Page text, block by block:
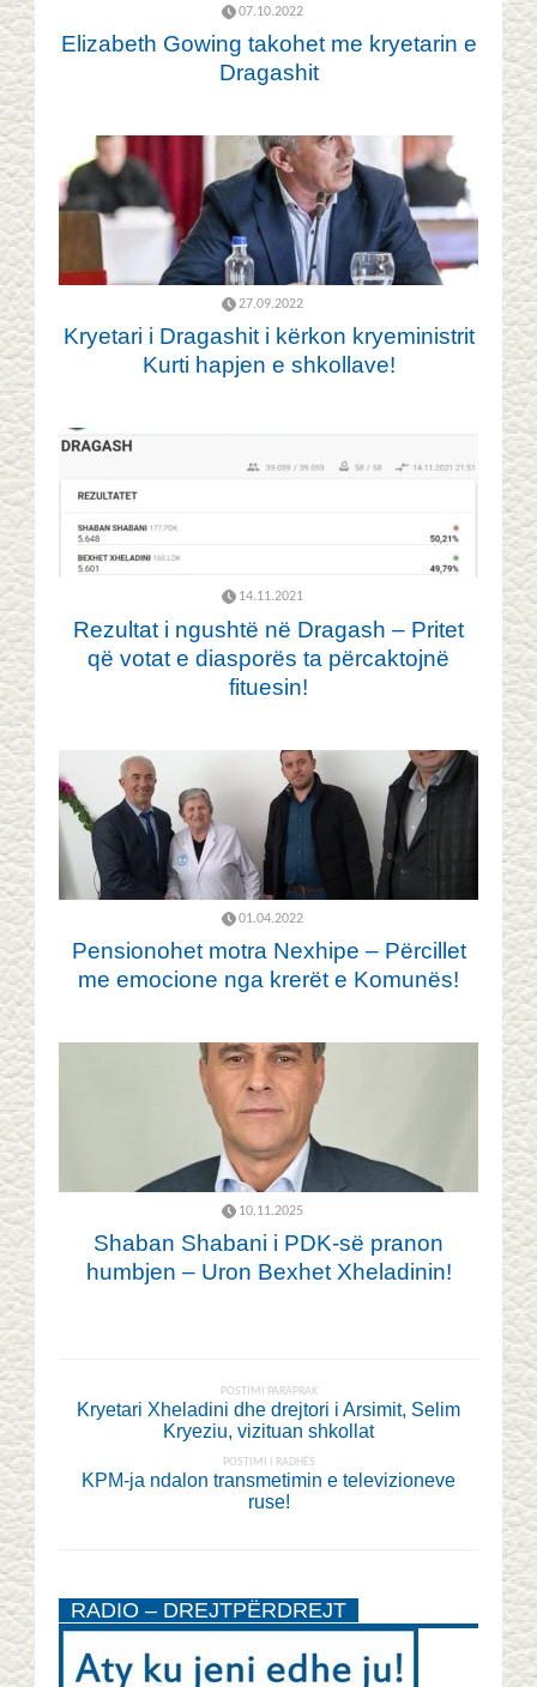
07.10.2022
Elizabeth Gowing takohet me kryetarin e
Dragashit
27.09.2022
Kryetari i Dragashit i kërkon kryeministrit
Kurti hapjen e shkollave!
14.11.2021
Rezultat i ngushtë në Dragash – Pritet
që votat e diasporës ta përcaktojnë
fituesin!
01.04.2022
Pensionohet motra Nexhipe – Përcillet
me emocione nga krerët e Komunës!
10.11.2025
Shaban Shabani i PDK-së pranon
humbjen – Uron Bexhet Xheladinin!
POSTIMI PARAPRAK
Kryetari Xheladini dhe drejtori i Arsimit, Selim
Kryeziu, vizituan shkollat
POSTIMI I RADHËS
KPM-ja ndalon transmetimin e televizioneve
ruse!
RADIO – DREJTPËRDREJT